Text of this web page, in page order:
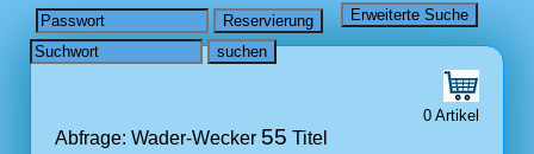
0 Artikel
Abfrage: Wader-Wecker 55 Titel